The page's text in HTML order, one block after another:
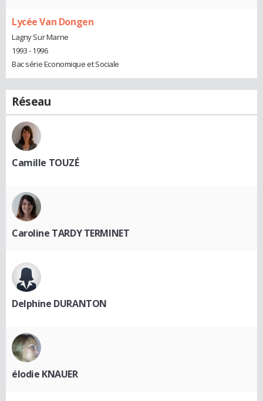
Lycée Van Dongen
Lagny Sur Marne
1993 - 1996
Bac série Economique et Sociale
Réseau
Camille TOUZÉ
Caroline TARDY TERMINET
Delphine DURANTON
élodie KNAUER